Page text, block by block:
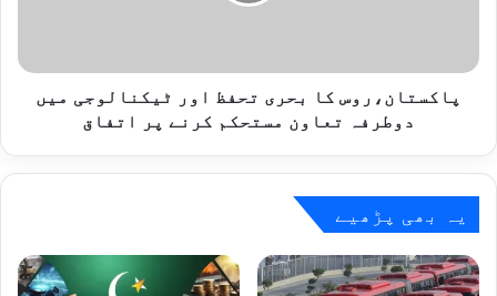
ن
ی
ن
ی
ر
ر
ی
ت
پاکستان،روس کا بحری تحفظ اور ٹیکنالوجی میں
دوطرفہ تعاون مستحکم کرنے پر اتفاق
یہ بھی پڑھیے